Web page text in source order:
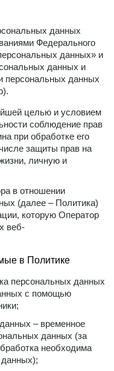
данных
Федерального
данных» и
данных и
персональных данных
целью и условием
соблюдение прав
при обработке его
защиты прав на
личную и
в отношении
(далее – Политика)
которую Оператор
веб-
в Политике
персональных данных
с помощью
– временное
данных (за
необходима